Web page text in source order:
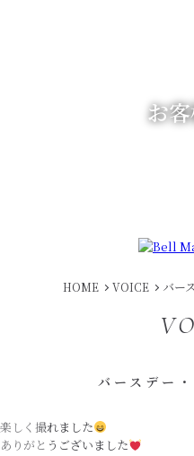
お
HOME VOICE バー
バースデー
楽しく撮れました
ありがとうございました